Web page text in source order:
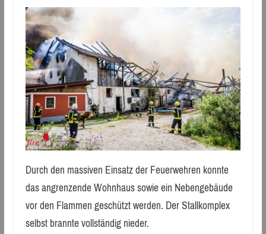
Durch den massiven Einsatz der Feuerwehren konnte
das angrenzende Wohnhaus sowie ein Nebengebäude
vor den Flammen geschützt werden. Der Stallkomplex
selbst brannte vollständig nieder.